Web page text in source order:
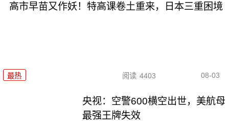
高市早苗又作妖！特高课卷土重来，日本三重困境
最热 阅读 4403 08-03
央视：空警600横空出世，美航母
最强王牌失效